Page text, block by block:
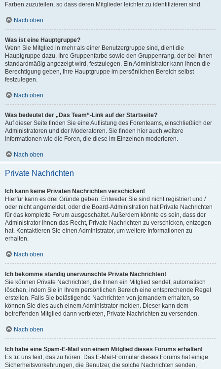
Farben zuzuteilen, so dass deren Mitglieder leichter zu identifizieren sind.
Nach oben
Was ist eine Hauptgruppe?
Wenn Sie Mitglied in mehr als einer Benutzergruppe sind, dient die
Hauptgruppe dazu, Ihre Gruppenfarbe sowie den Gruppenrang, der bei Ihnen
standardmäßig angezeigt wird, festzulegen. Ein Administrator kann Ihnen die
Berechtigung geben, Ihre Hauptgruppe im persönlichen Bereich selbst
festzulegen.
Nach oben
Was bedeutet der „Das Team“-Link auf der Startseite?
Auf dieser Seite finden Sie eine Auflistung des Forenteams, einschließlich der
Administratoren und der Moderatoren. Sie finden hier auch weitere
Informationen wie die Foren, die diese im Einzelnen moderieren.
Nach oben
Private Nachrichten
Ich kann keine Privaten Nachrichten verschicken!
Hierfür kann es drei Gründe geben: Entweder Sie sind nicht registriert und /
oder nicht angemeldet, oder die Board-Administration hat Private Nachrichten
für das komplette Forum ausgeschaltet. Außerdem könnte es sein, dass der
Administrator Ihnen das Recht, Private Nachrichten zu verschicken, entzogen
hat. Kontaktieren Sie einen Administrator, um weitere Informationen zu
erhalten.
Nach oben
Ich bekomme ständig unerwünschte Private Nachrichten!
Sie können Private Nachrichten, die Ihnen ein Mitglied sendet, automatisch
löschen, indem Sie in Ihrem persönlichen Bereich eine entsprechende Regel
erstellen. Falls Sie belästigende Nachrichten von jemandem erhalten, so
können Sie dies auch einem Administrator melden. Dieser kann dem
betreffenden Mitglied dann verbieten, Private Nachrichten zu versenden.
Nach oben
Ich habe eine Spam-E-Mail von einem Mitglied dieses Forums erhalten!
Es tut uns leid, das zu hören. Das E-Mail-Formular dieses Forums hat einige
Sicherheitsvorkehrungen, die Benutzer, die solche Nachrichten senden,